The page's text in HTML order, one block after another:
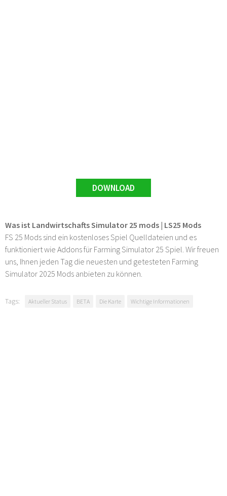
DOWNLOAD
Was ist Landwirtschafts Simulator 25 mods | LS25 Mods
FS 25 Mods sind ein kostenloses Spiel Quelldateien und es
funktioniert wie Addons für Farming Simulator 25 Spiel. Wir freuen
uns, Ihnen jeden Tag die neuesten und getesteten Farming
Simulator 2025 Mods anbieten zu können.
Tags: Aktueller Status BETA Die Karte Wichtige Informationen